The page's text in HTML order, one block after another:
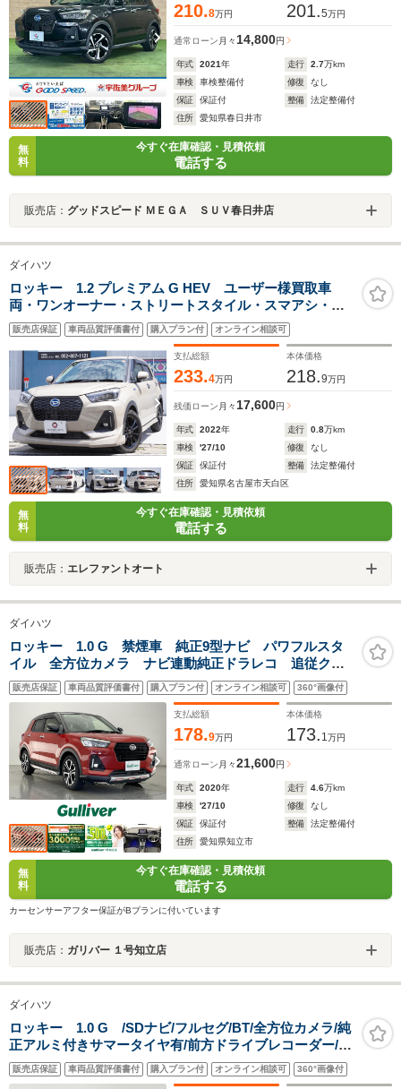
210.8万円 201.5万円
通常ローン 月々14,800円
年式 2021年 走行 2.7万km
車検
車検整備付 修復
なし
保証
保証付 整備
法定整備付
住所
愛知県春日井市
無
料
今すぐ在庫確認・見積依頼
電話する
販売店： グッドスピード ＭＥＧＡ ＳＵＶ春日井店
ダイハツ
ロッキー 1.2 プレミアム G HEV ユーザー様買取車
両・ワンオーナー・ストリートスタイル・スマアシ・純
正ディスプレイオーディオ・パノラマモニター・
ETC2.0・地デジ・ボルベット17インチAW・レーダーク
ルコン・レザー調シートカバー・前後ドラレコ
販売店保証 車両品質評価書付 購入プラン付 オンライン相談可
支払総額
233.4万円
本体価格
218.9万円
残価ローン 月々17,600円
年式 2022年 走行 0.8万km
車検
'27/10 修復
なし
保証
保証付 整備
法定整備付
住所
愛知県名古屋市天白区
無
料
今すぐ在庫確認・見積依頼
電話する
販売店： エレファントオート
ダイハツ
ロッキー 1.0 G 禁煙車 純正9型ナビ パワフルスタ
イル 全方位カメラ ナビ連動純正ドラレコ 追従クル
コン ETC シートヒーター ツートンカラー 衝突軽
減 車線逸脱 コーナーセンサ LEDライト フルセ
グ スマホ連動
販売店保証 車両品質評価書付 購入プラン付 オンライン相談可 360°画像付
支払総額
178.9万円
本体価格
173. 1万円
通常ローン 月々21,600円
年式 2020年 走行 4.6万km
車検
'27/10 修復
なし
保証
保証付 整備
法定整備付
住所
愛知県知立市
無
料
今すぐ在庫確認・見積依頼
電話する
カーセンサーアフター保証がBプランに付いています
販売店： ガリバー １号知立店
ダイハツ
ロッキー 1.0 G /SDナビ/フルセグ/BT/全方位カメラ/純
正アルミ付きサマータイヤ有/前方ドライブレコーダー/ビ
ルトインETC/レーダークルーズコントロール/MTモード
付AT/シートヒーター/LEDオートライト
販売店保証 車両品質評価書付 購入プラン付 オンライン相談可 360°画像付